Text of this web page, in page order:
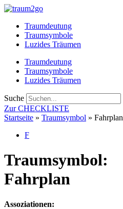
Zum
springenTraumdeutung
Traumsymbole
Luzides Träumen
Traumdeutung
Traumsymbole
Luzides Träumen
Suche
Zur CHECKLISTE
Startseite » Traumsymbol » Fahrplan
F
Traumsymbol:
Fahrplan
Assoziationen: